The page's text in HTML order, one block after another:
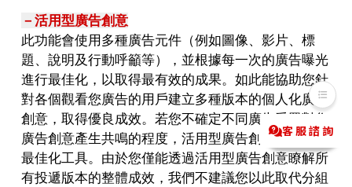
－活用型廣告創意
此功能會使用多種廣告元件（例如圖像、影片、標
題、說明及行動呼籲等），並根據每一次的廣告曝光
進行最佳化，以取得最有效的成果。如此能協助您針
對各個觀看您廣告的用戶建立多種版本的個人化廣告
創意，取得優良成效。若您不確定不同廣告受眾對您
廣告創意產生共鳴的程度，活用型廣告創意是優良的
最佳化工具。由於您僅能透過活用型廣告創意瞭解所
有投遞版本的整體成效，我們不建議您以此取代分組
客服諮詢
Messenger
LINE@